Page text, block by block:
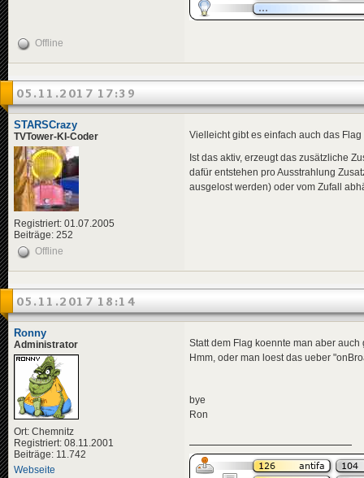
Offline
05.11.2017 17:39
STARSCrazy
TVTower-KI-Coder
Registriert: 01.07.2005
Beiträge: 252
Vielleicht gibt es einfach auch das
Ist das aktiv, erzeugt das zusätzliche
dafür entstehen pro Ausstrahlung
ausgelost werden) oder vom Zufall
Offline
05.11.2017 18:14
Ronny
Administrator
Ort: Chemnitz
Registriert: 08.11.2001
Beiträge: 11.742
Webseite
Statt dem Flag koennte man aber
Hmm, oder man loest das ueber
bye
Ron